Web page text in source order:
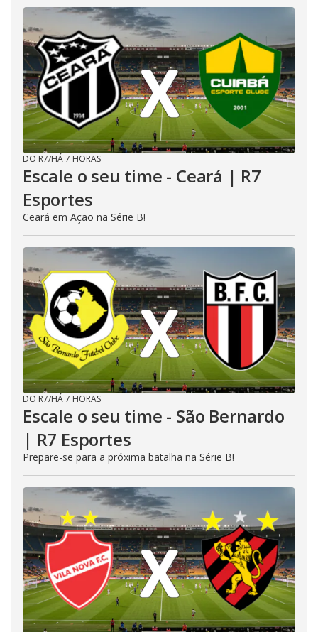
DO R7/HÁ 7 HORAS
Escale o seu time - Ceará | R7
Esportes
Ceará em Ação na Série B!
DO R7/HÁ 7 HORAS
Escale o seu time - São Bernardo
| R7 Esportes
Prepare-se para a próxima batalha na Série B!